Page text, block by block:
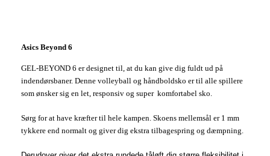
Asics Beyond 6
GEL-BEYOND 6 er designet til, at du kan give dig fuldt ud på
indendørsbaner. Denne volleyball og håndboldsko er til alle spillere
som ønsker sig en let, responsiv og super komfortabel sko.
Sørg for at have kræfter til hele kampen. Skoens mellemsål er 1 mm
tykkere end normalt og giver dig ekstra tilbagespring og dæmpning.